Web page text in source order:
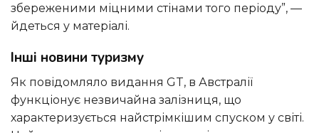
збереженими міцними стінами того періоду”, —
йдеться у матеріалі.
Інші новини туризму
Як повідомляло видання GT, в Австралії
функціонує незвичайна залізниця, що
характеризується найстрімкішим спуском у світі.